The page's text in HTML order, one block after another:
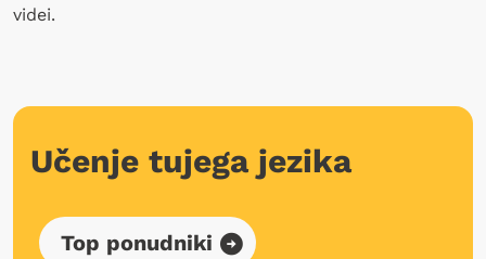
videi.
Učenje tujega jezika
Top ponudniki